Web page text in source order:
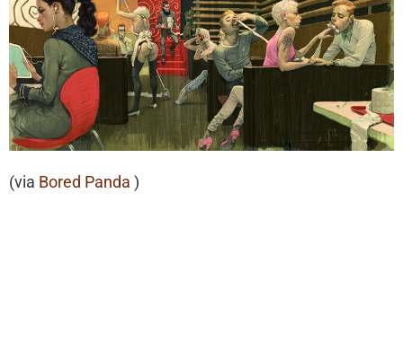
(via Bored Panda )